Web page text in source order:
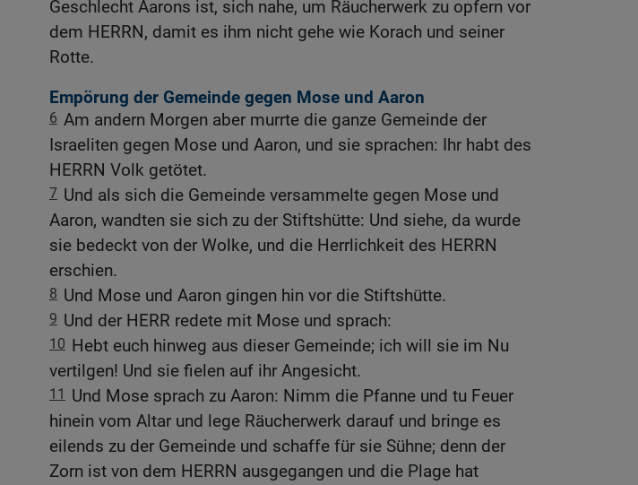
Geschlecht Aarons ist, sich nahe, um Räucherwerk zu opfern vor
dem HERRN, damit es ihm nicht gehe wie Korach und seiner
Rotte.
Empörung der Gemeinde gegen Mose und Aaron
6 Am andern Morgen aber murrte die ganze Gemeinde der
Israeliten gegen Mose und Aaron, und sie sprachen: Ihr habt des
HERRN Volk getötet.
7 Und als sich die Gemeinde versammelte gegen Mose und
Aaron, wandten sie sich zu der Stiftshütte: Und siehe, da wurde
sie bedeckt von der Wolke, und die Herrlichkeit des HERRN
erschien.
8 Und Mose und Aaron gingen hin vor die Stiftshütte.
9 Und der HERR redete mit Mose und sprach:
10 Hebt euch hinweg aus dieser Gemeinde; ich will sie im Nu
vertilgen! Und sie fielen auf ihr Angesicht.
11
Und Mose sprach zu Aaron: Nimm die Pfanne und tu Feuer
hinein vom Altar und lege Räucherwerk darauf und bringe es
eilends zu der Gemeinde und schaffe für sie Sühne; denn der
Zorn ist von dem HERRN ausgegangen und die Plage hat